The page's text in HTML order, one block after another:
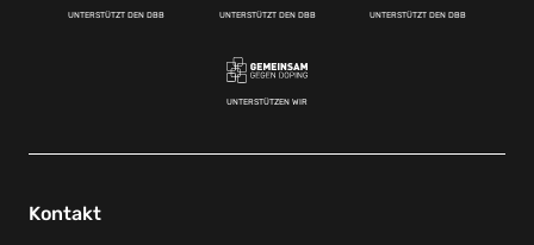
UNTERSTÜTZT DEN DBB UNTERSTÜTZT DEN DBB UNTERSTÜTZT DEN DBB
UNTERSTÜTZEN WIR
Kontakt